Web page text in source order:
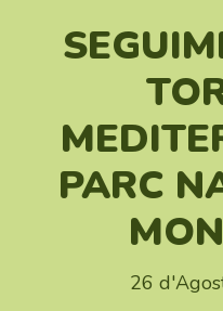
PARC
26